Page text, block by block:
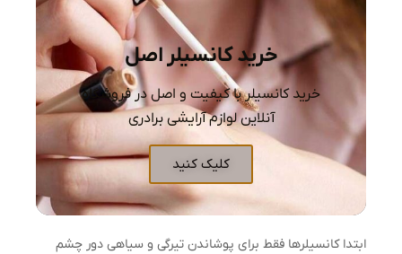
خرید کانسیلر اصل
خرید کانسیلر با کیفیت و اصل در فروشگاه
آنلاین لوازم آرایشی برادری
کلیک کنید
ابتدا کانسیلرها فقط برای پوشاندن تیرگی و سیاهی دور چشم